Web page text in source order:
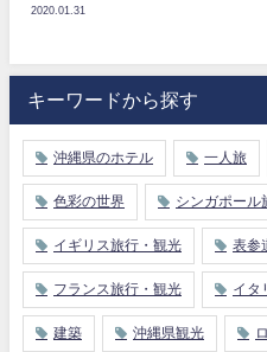
2020.01.31
キーワードから探す
沖縄県のホテル 一人旅
色彩の世界 シンガポール
イギリス旅行・観光 表参
フランス旅行・観光 イタ
建築 沖縄県観光